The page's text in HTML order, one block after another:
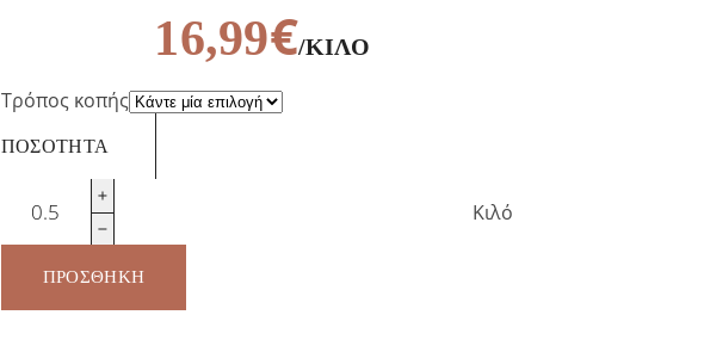
16,99€/ΚΙΛΌ
16,99€/ΚΙΛΌ
Τρόπος κοπής
ΠΟΣΌΤΗΤΑ
Μπούτι
Βόειο
Νεαρό
Κιλό
ΠΡΟΣΘΉΚΗ